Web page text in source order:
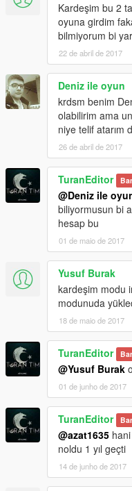
Kardeşim bu 2
oyuna girdim
bilmiyorum bi
22 de abril de 2017
Deniz ile oyun
krdsm benim
olabilirim ama
niye telif atarım
26 de abril de 2017
TuranEditor
@Deniz ile
biliyormusun bi
hesap bu
01 de maio de 2017
Yusuf Burak
kardeşim modu
modunuda
18 de maio de 2017
TuranEditor
@Yusuf Burak
01 de junho de 2017
TuranEditor
@azat1635
noldu 1 yıl geçti
14 de junho de 2017